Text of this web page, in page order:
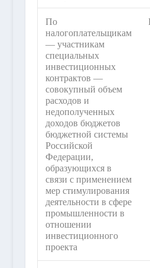
По
налогоплательщикам
— участникам
специальных
инвестиционных
контрактов —
совокупный объем
расходов и
недополученных
доходов бюджетов
бюджетной системы
Российской
Федерации,
образующихся в
связи с применением
мер стимулирования
деятельности в сфере
промышленности в
отношении
инвестиционного
проекта